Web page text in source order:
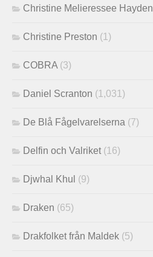
Christine Melieressee Hayden
Christine Preston (1)
COBRA (3)
Daniel Scranton (1,031)
De Blå Fågelvarelserna (7)
Delfin och Valriket (16)
Djwhal Khul (9)
Draken (65)
Drakfolket från Maldek (5)